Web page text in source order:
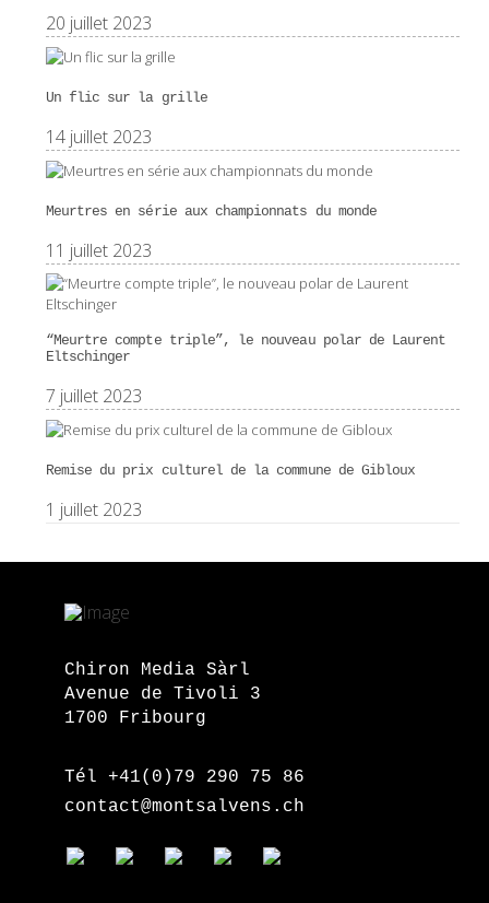
20 juillet 2023
Un flic sur la grille
14 juillet 2023
Meurtres en série aux championnats du monde
11 juillet 2023
“Meurtre compte triple”, le nouveau polar de Laurent
Eltschinger
7 juillet 2023
Remise du prix culturel de la commune de Gibloux
1 juillet 2023
Chiron Media Sàrl
Avenue de Tivoli 3
1700 Fribourg
Tél +41(0)79 290 75 86
contact@montsalvens.ch